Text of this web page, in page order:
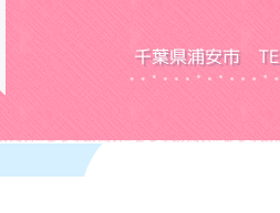
学校法人川見学園 ふきあげ幼稚園
千葉県浦安市